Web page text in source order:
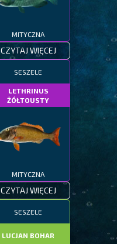
MITYCZNA
CZYTAJ WIĘCEJ
SESZELE
LETHRINUS
ŻÓŁTOUSTY
MITYCZNA
CZYTAJ WIĘCEJ
SESZELE
LUCJAN BOHAR